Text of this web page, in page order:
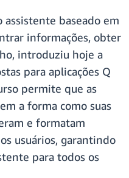
assistente baseado em
informações, obter
introduziu hoje a
para aplicações Q
permite que as
a forma como suas
e formatam
usuários, garantindo
para todos os